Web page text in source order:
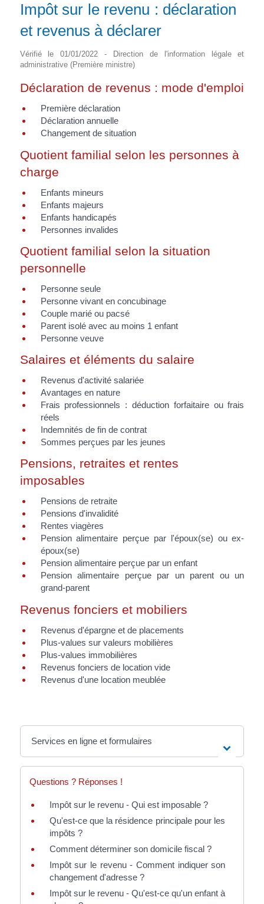
Impôt sur le revenu : déclaration
et revenus à déclarer
Vérifié le 01/01/2022 - Direction de l'information légale et
administrative (Première ministre)
Déclaration de revenus : mode d'emploi
Première déclaration
Déclaration annuelle
Changement de situation
Quotient familial selon les personnes à
charge
Enfants mineurs
Enfants majeurs
Enfants handicapés
Personnes invalides
Quotient familial selon la situation
personnelle
Personne seule
Personne vivant en concubinage
Couple marié ou pacsé
Parent isolé avec au moins 1 enfant
Personne veuve
Salaires et éléments du salaire
Revenus d'activité salariée
Avantages en nature
Frais professionnels : déduction forfaitaire ou frais
réels
Indemnités de fin de contrat
Sommes perçues par les jeunes
Pensions, retraites et rentes
imposables
Pensions de retraite
Pensions d'invalidité
Rentes viagères
Pension alimentaire perçue par l'époux(se) ou ex-
époux(se)
Pension alimentaire perçue par un enfant
Pension alimentaire perçue par un parent ou un
grand-parent
Revenus fonciers et mobiliers
Revenus d'épargne et de placements
Plus-values sur valeurs mobilières
Plus-values immobilières
Revenus fonciers de location vide
Revenus d'une location meublée
Services en ligne et formulaires
Questions ? Réponses !
Impôt sur le revenu - Qui est imposable ?
Qu'est-ce que la résidence principale pour les
impôts ?
Comment déterminer son domicile fiscal ?
Impôt sur le revenu - Comment indiquer son
changement d'adresse ?
Impôt sur le revenu - Qu'est-ce qu'un enfant à